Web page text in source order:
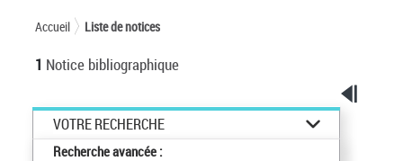
Accueil Liste de notices
1 Notice bibliographique
VOTRE RECHERCHE
Recherche avancée :